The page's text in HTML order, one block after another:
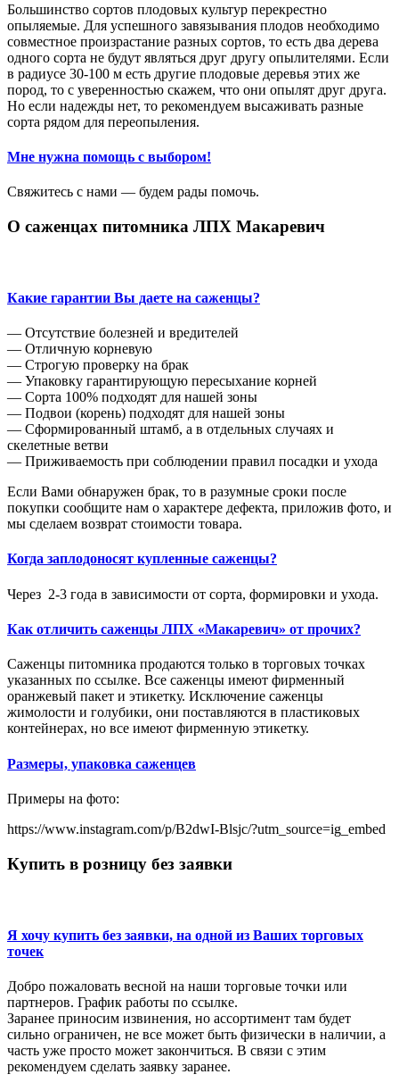
Большинство сортов плодовых культур перекрестно
опыляемые. Для успешного завязывания плодов необходимо
совместное произрастание разных сортов, то есть два дерева
одного сорта не будут являться друг другу опылителями. Если
в радиусе 30-100 м есть другие плодовые деревья этих же
пород, то с уверенностью скажем, что они опылят друг друга.
Но если надежды нет, то рекомендуем высаживать разные
сорта рядом для переопыления.
Мне нужна помощь с выбором!
Свяжитесь с нами — будем рады помочь.
О саженцах питомника ЛПХ Макаревич
Какие гарантии Вы даете на саженцы?
— Отсутствие болезней и вредителей
— Отличную корневую
— Строгую проверку на брак
— Упаковку гарантирующую пересыхание корней
— Сорта 100% подходят для нашей зоны
— Подвои (корень) подходят для нашей зоны
— Сформированный штамб, а в отдельных случаях и
скелетные ветви
— Приживаемость при соблюдении правил посадки и ухода
Если Вами обнаружен брак, то в разумные сроки после
покупки сообщите нам о характере дефекта, приложив фото, и
мы сделаем возврат стоимости товара.
Когда заплодоносят купленные саженцы?
Через 2-3 года в зависимости от сорта, формировки и ухода.
Как отличить саженцы ЛПХ «Макаревич» от прочих?
Саженцы питомника продаются только в торговых точках
указанных по ссылке. Все саженцы имеют фирменный
оранжевый пакет и этикетку. Исключение саженцы
жимолости и голубики, они поставляются в пластиковых
контейнерах, но все имеют фирменную этикетку.
Размеры, упаковка саженцев
Примеры на фото:
https://www.instagram.com/p/B2dwI-Blsjc/?utm_source=ig_embed
Купить в розницу без заявки
Я хочу купить без заявки, на одной из Ваших торговых
точек
Добро пожаловать весной на наши торговые точки или
партнеров. График работы по ссылке.
Заранее приносим извинения, но ассортимент там будет
сильно ограничен, не все может быть физически в наличии, а
часть уже просто может закончиться. В связи с этим
рекомендуем сделать заявку заранее.